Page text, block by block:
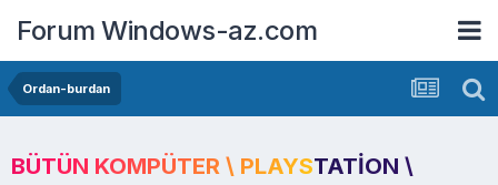
Forum Windows-az.com
Ordan-burdan
BÜTÜN KOMPÜTER \ PLAYSTATION \